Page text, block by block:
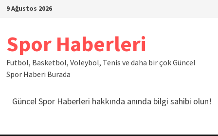
İçeriğe
9 Ağustos 2026
Spor Haberleri
Futbol, Basketbol, Voleybol, Tenis ve daha bir çok Güncel
Spor Haberi Burada
Güncel Spor Haberleri hakkında anında bilgi sahibi olun!